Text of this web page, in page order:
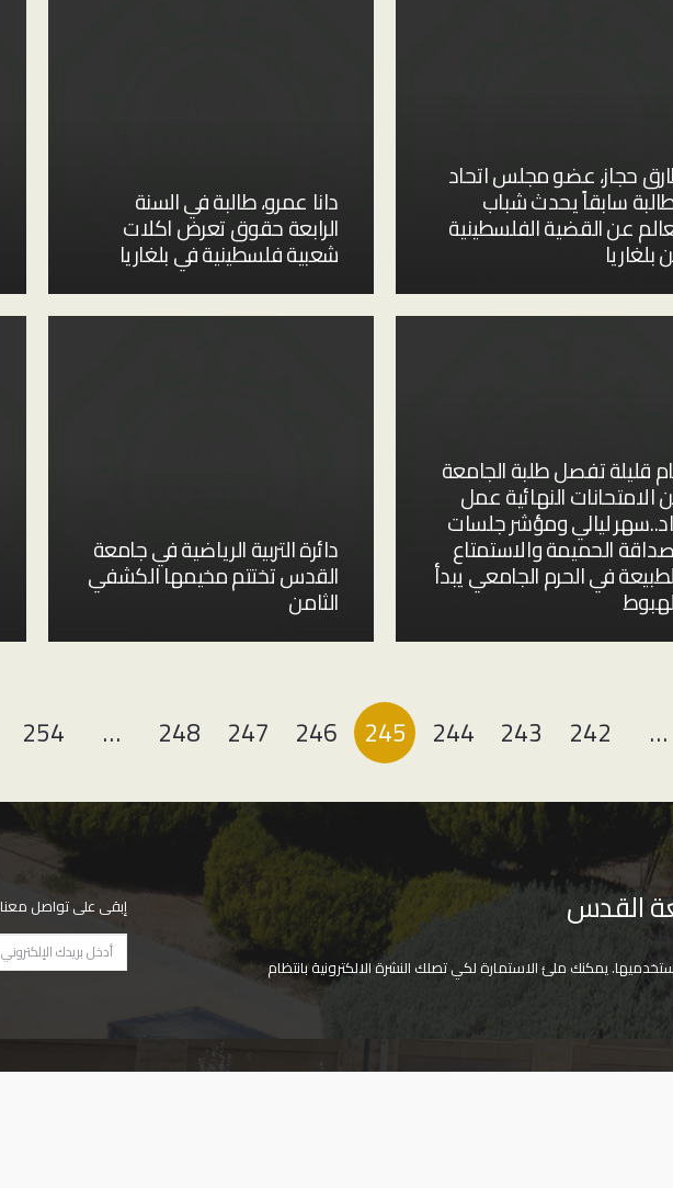
حجاز، عضو مجلس اتحاد
سابقاً يحدث شباب
عن القضية الفلسطينية
بلغاريا
دانا عمرو، طالبة في السنة
الرابعة حقوق تعرض اكلات
شعبية فلسطينية في بلغاريا
قليلة تفصل طلبة الجامعة
الامتحانات النهائية عمل
ليالي ومؤشر جلسات
الحميمة والاستمتاع
في الحرم الجامعي يبدأ
دائرة التربية الرياضية في جامعة
القدس تختتم مخيمها الكشفي
الثامن
…
242
243
244
245
246
247
248
…
254
القدس
يمكنك ملئ الاستمارة لكي تصلك النشرة الالكترونية بانتظام
إبقى على تواصل معنا